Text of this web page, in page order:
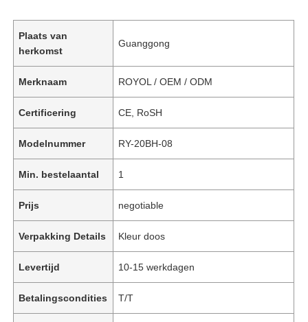
Plaats van
herkomst
Guanggong
Merknaam ROYOL / OEM / ODM
Certificering CE, RoSH
Modelnummer RY-20BH-08
Min. bestelaantal 1
Prijs negotiable
Verpakking Details Kleur doos
Levertijd 10-15 werkdagen
Betalingscondities T/T